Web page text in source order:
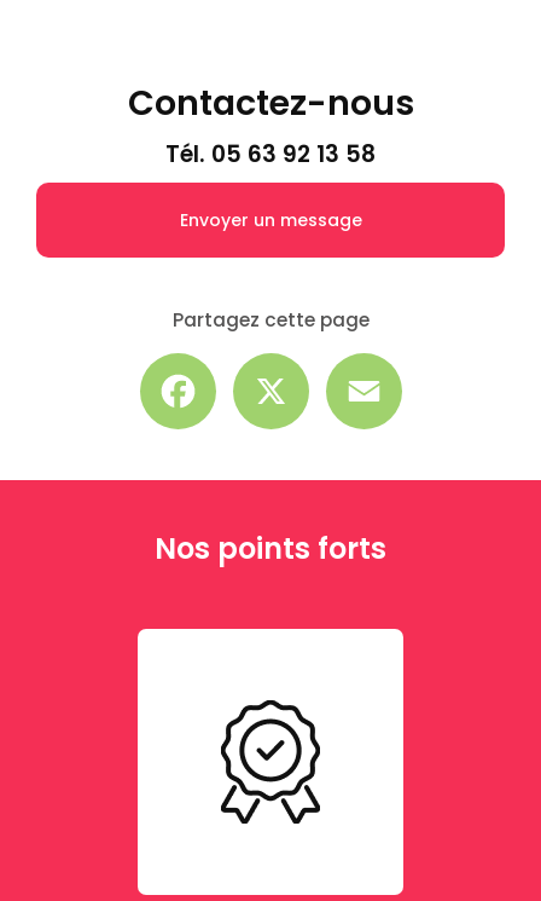
Contactez-nous
Tél. 05 63 92 13 58
Envoyer un message
Partagez cette page
Facebook
Nos points forts